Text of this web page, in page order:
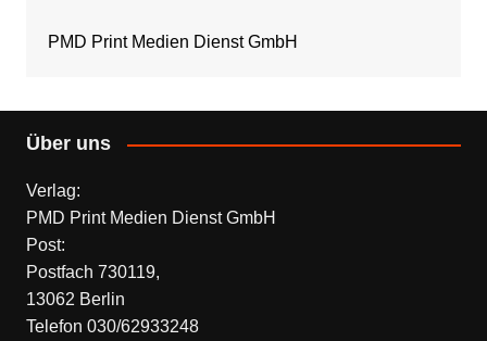
PMD Print Medien Dienst GmbH
Über uns
Verlag:
PMD Print Medien Dienst GmbH
Post:
Postfach 730119,
13062 Berlin
Telefon 030/62933248